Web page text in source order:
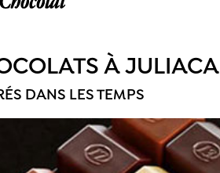
À JULIACA
DANS LES TEMPS